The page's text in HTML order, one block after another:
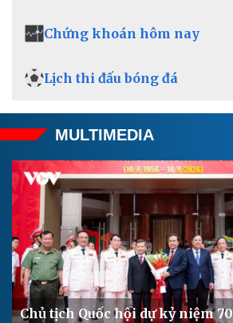
Khởi nghiệp
Tiêu
Chứng khoán hôm nay
Lịch thi đấu bóng đá
MULTIMEDIA
Chủ tịch Quốc hội dự kỷ niệm